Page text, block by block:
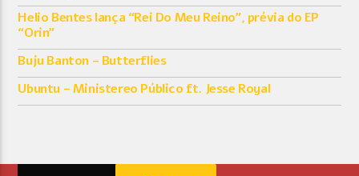
Helio Bentes lança “Rei Do Meu Reino”, prévia do EP
“Orin”
Buju Banton – Butterflies
Ubuntu – Ministereo Público ft. Jesse Royal